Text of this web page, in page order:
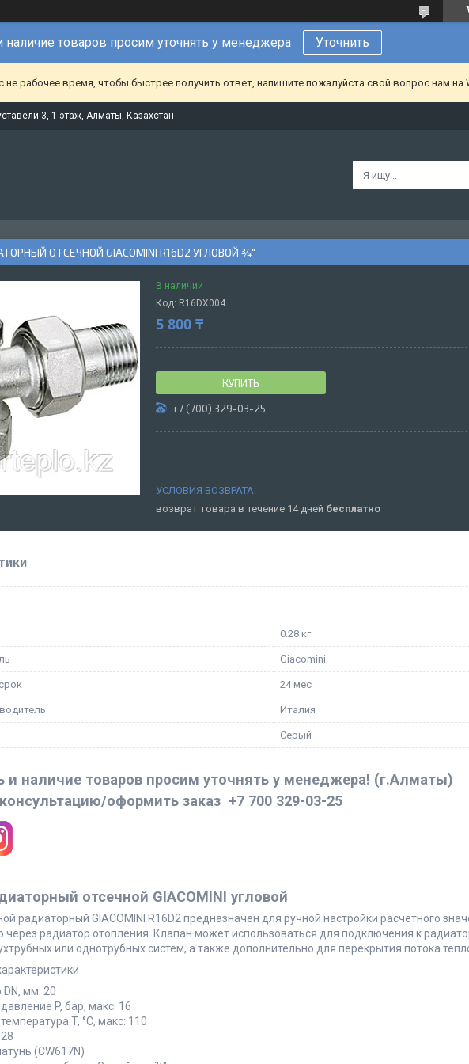
наличие товаров просим уточнять у менеджера Уточнить
рабочее время, чтобы быстрее получить ответ, напишите пожалуйста свой вопрос нам на
3, 1 этаж, Алматы, Казахстан
ОТСЕЧНОЙ GIACOMINI R16D2 УГЛОВОЙ ¾"
В наличии
Код: R16DX004
5 800 ₸
КУПИТЬ
+7 (700) 329-03-25
возврат товара в течение 14 дней бесплатно
0.28 кг
Giacomini
24 мес
Италия
Серый
и наличие товаров просим уточнять у менеджера! (г.Алматы)
оформить заказ +7 700 329-03-25
отсечной GIACOMINI угловой
радиаторный GIACOMINI R16D2 предназначен для ручной настройки расчётного
через радиатор отопления. Клапан может использоваться для подключения к
или однотрубных систем, а также дополнительно для перекрытия потока
мм: 20
P, бар, макс: 16
T, °C, макс: 110
(CW617N)